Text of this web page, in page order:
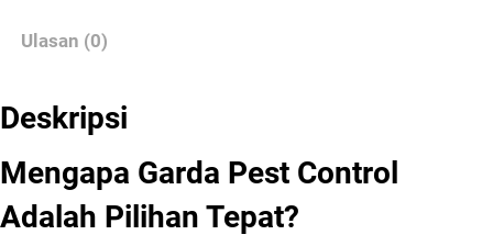
b
s
m
i
Ulasan (0)
Deskripsi
Mengapa Garda Pest Control
Adalah Pilihan Tepat?